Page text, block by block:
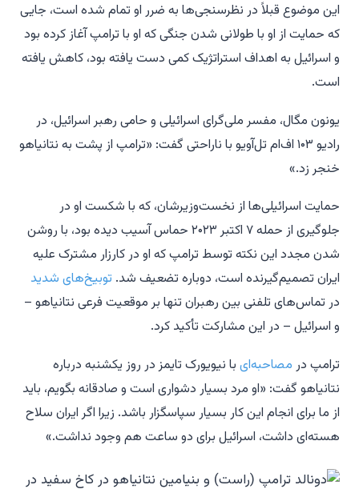
این موضوع قبلاً در نظرسنجی‌ها به ضرر او تمام شده است، جایی
که حمایت از او با طولانی شدن جنگی که او با ترامپ آغاز کرده بود
و اسرائیل به اهداف استراتژیک کمی دست یافته بود، کاهش یافته
است.
یونون مگال، مفسر ملی‌گرای اسرائیلی و حامی رهبر اسرائیل، در
رادیو ۱۰۳ اف‌ام تل‌آویو با ناراحتی گفت: «ترامپ از پشت به نتانیاهو
خنجر زد.»
حمایت اسرائیلی‌ها از نخست‌وزیرشان، که با شکست او در
جلوگیری از حمله ۷ اکتبر ۲۰۲۳ حماس آسیب دیده بود، با روشن
شدن مجدد این نکته توسط ترامپ که او در کارزار مشترک علیه
ایران تصمیم‌گیرنده است، دوباره تضعیف شد. توبیخ‌های شدید
در تماس‌های تلفنی بین رهبران تنها بر موقعیت فرعی نتانیاهو –
و اسرائیل – در این مشارکت تأکید کرد.
ترامپ در مصاحبه‌ای با نیویورک تایمز در روز یکشنبه درباره
نتانیاهو گفت: «او مرد بسیار دشواری است و صادقانه بگویم، باید
از ما برای انجام این کار بسیار سپاسگزار باشد. زیرا اگر ایران سلاح
هسته‌ای داشت، اسرائیل برای دو ساعت هم وجود نداشت.»